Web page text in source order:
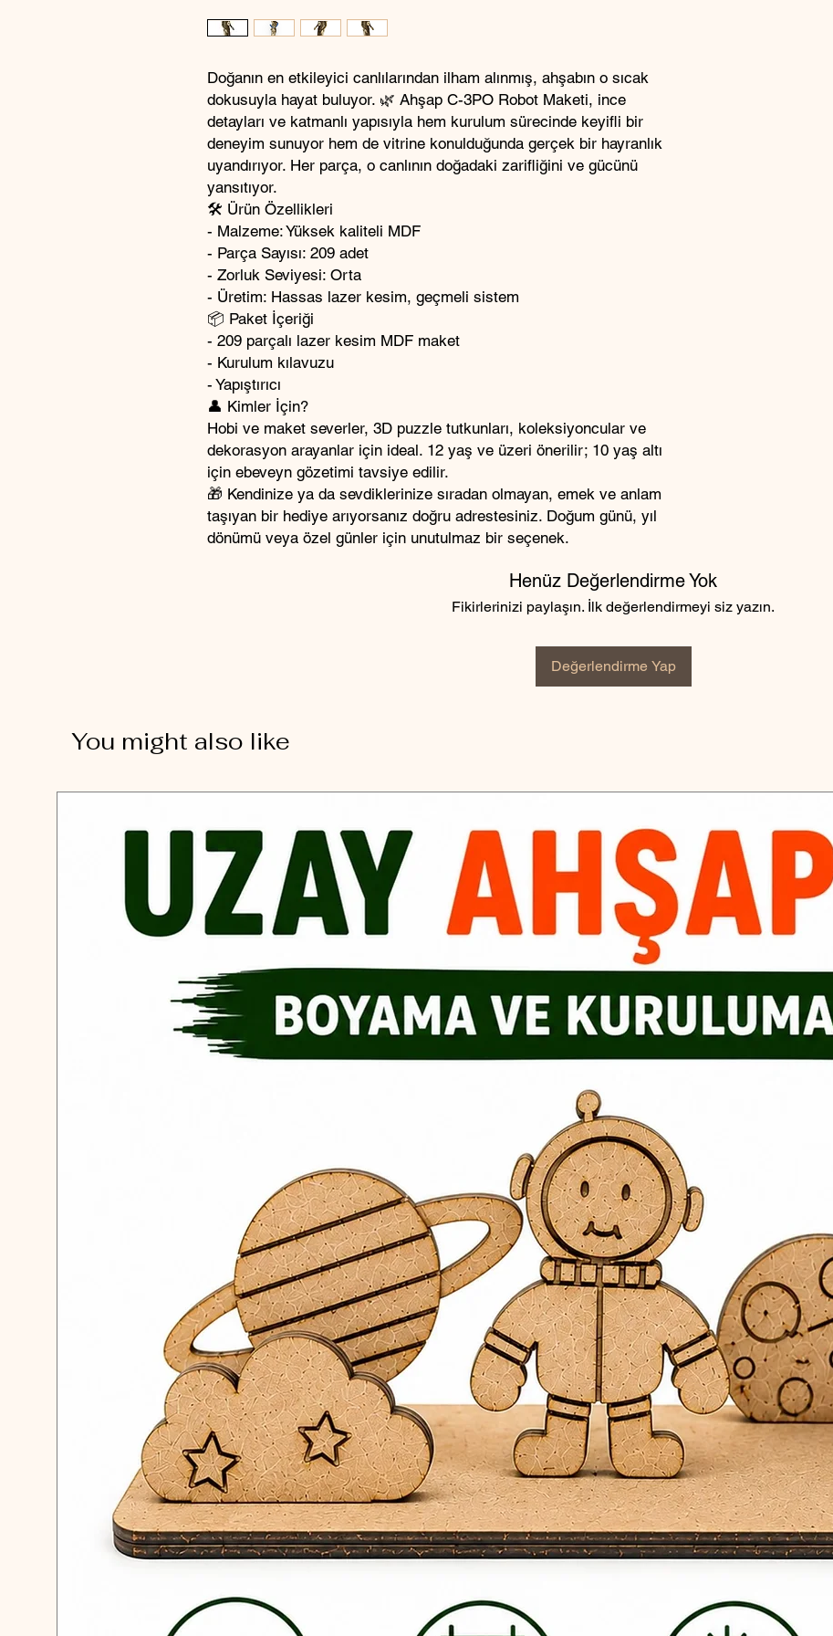
Doğanın en etkileyici canlılarından ilham alınmış, ahşabın o sıcak
dokusuyla hayat buluyor. 🌿 Ahşap C-3PO Robot Maketi, ince
detayları ve katmanlı yapısıyla hem kurulum sürecinde keyifli bir
deneyim sunuyor hem de vitrine konulduğunda gerçek bir hayranlık
uyandırıyor. Her parça, o canlının doğadaki zarifliğini ve gücünü
yansıtıyor.
🛠️ Ürün Özellikleri
- Malzeme: Yüksek kaliteli MDF
- Parça Sayısı: 209 adet
- Zorluk Seviyesi: Orta
- Üretim: Hassas lazer kesim, geçmeli sistem
📦 Paket İçeriği
- 209 parçalı lazer kesim MDF maket
- Kurulum kılavuzu
- Yapıştırıcı
👤 Kimler İçin?
Hobi ve maket severler, 3D puzzle tutkunları, koleksiyoncular ve
dekorasyon arayanlar için ideal. 12 yaş ve üzeri önerilir; 10 yaş altı
için ebeveyn gözetimi tavsiye edilir.
🎁 Kendinize ya da sevdiklerinize sıradan olmayan, emek ve anlam
taşıyan bir hediye arıyorsanız doğru adrestesiniz. Doğum günü, yıl
dönümü veya özel günler için unutulmaz bir seçenek.
Henüz Değerlendirme Yok
Fikirlerinizi paylaşın. İlk değerlendirmeyi siz yazın.
Değerlendirme Yap
You might also like